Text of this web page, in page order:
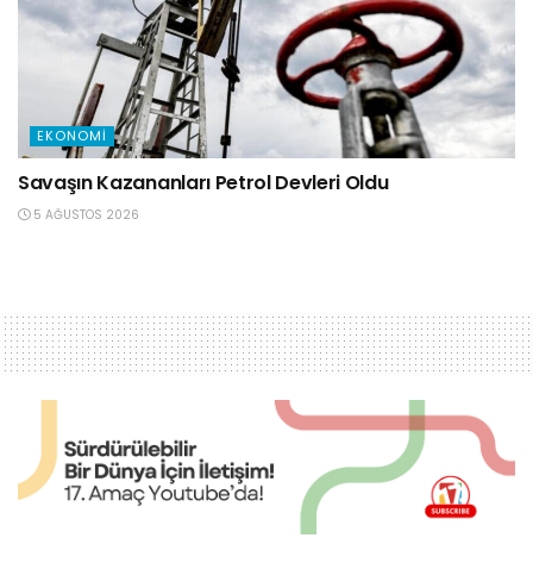
EKONOMI
Savaşın Kazananları Petrol Devleri Oldu
5 AĞUSTOS 2026